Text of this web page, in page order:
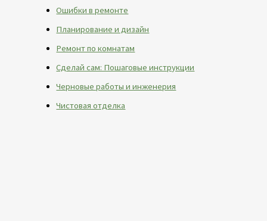
Ошибки в ремонте
Планирование и дизайн
Ремонт по комнатам
Сделай сам: Пошаговые инструкции
Черновые работы и инженерия
Чистовая отделка